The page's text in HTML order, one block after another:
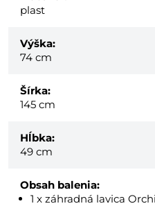
plast
Výška:
74 cm
Šírka:
145 cm
Hĺbka:
49 cm
Obsah balenia:
1 x záhradná lavica